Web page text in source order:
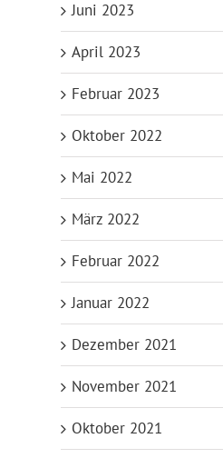
Juni 2023
April 2023
Februar 2023
Oktober 2022
Mai 2022
März 2022
Februar 2022
Januar 2022
Dezember 2021
November 2021
Oktober 2021